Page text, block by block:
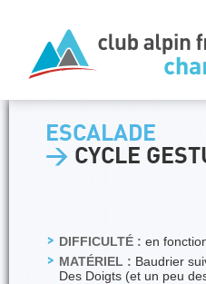
ESCALADE
> CYCLE
DIFFICULTÉ : en
MATÉRIEL : Baudrier
Des Doigts (et un peu